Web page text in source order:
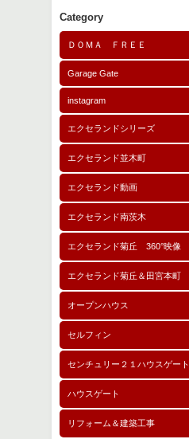
Category
ＤＯＭＡ ＦＲＥＥ
Garage Gate
instagram
エクセランドシリーズ
エクセランド並木町
エクセランド動画
エクセランド南茨木
エクセランド菊丘 360°映像
エクセランド菊丘＆田宮本町
オープンハウス
セルフィン
センチュリー２１ハウスゲート
ハウスゲート
リフォーム＆建築工事